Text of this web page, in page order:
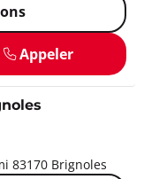
Appeler
83170 Brignoles